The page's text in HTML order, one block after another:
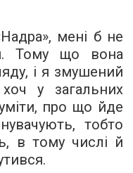
мені б не
Тому що вона
і я змушений
у загальних
про що йде
тобто
в тому числі й